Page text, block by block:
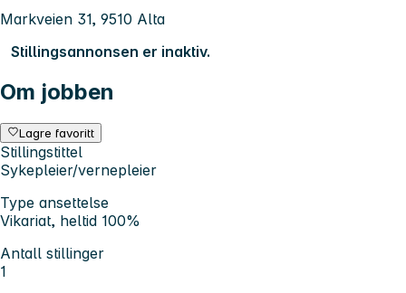
Markveien 31, 9510 Alta
Stillingsannonsen er inaktiv.
Om jobben
Lagre favoritt
Stillingstittel
Sykepleier/vernepleier
Type ansettelse
Vikariat, heltid 100%
Antall stillinger
1